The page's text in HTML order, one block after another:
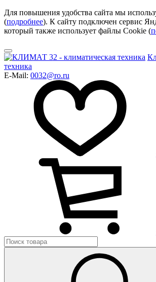
Для повышения удобства сайта мы
(подробнее). К сайту подключен сервис
который также использует файлы Cookie (
техника
E-Mail: 0032@ro.ru